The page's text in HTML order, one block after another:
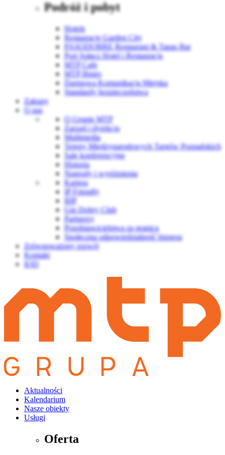
Podróż i pobyt
Hotele
Restauracje Garden City
PASODOBRE Restaurant & Tapas Bar
Port Sołacz Hotel i Restauracja
MTP Cafe
MTP Bistro
Darmowa Komunikacja Miejska
Standardy bezpieczeństwa
Zakupy
O nas
O Grupie MTP
Zarząd i dyrekcja
Multimedia
Tereny Międzynarodowych Targów Poznańskich
Sale konferencyjne
Historia
Nagrody i wyróżnienia
Kariera
IP Friendly
BIP
Gin Dobry Club
Partnerzy
Przedstawicielstwa za granicą
Społeczna odpowiedzialność biznesu
Zrównoważony rozwój
Kontakt
IOD
Aktualności
Kalendarium
Nasze obiekty
Usługi
Oferta